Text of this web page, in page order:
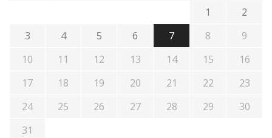
1
2
3
4 5 6 7 8
9
10
11 12 13 14 15
16
17
18 19 20 21 22
23
24
25 26 27 28 29
30
31